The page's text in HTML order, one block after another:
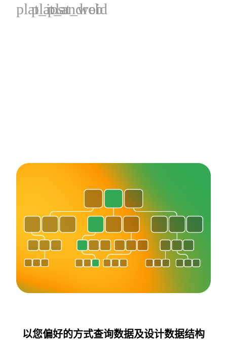
plat_ios
plat_android
plat_web
以您偏好的方式查询数据及设计数据结构